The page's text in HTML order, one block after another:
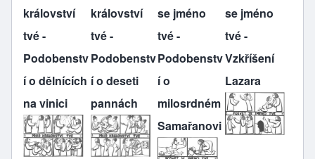
království
tvé -
Podobenstv
í o dělnících
na vinici
království
tvé -
Podobenstv
í o deseti
pannách
se jméno
tvé -
Podobenstv
í o
milosrdném
Samařanovi
se jméno
tvé -
Vzkříšení
Lazara